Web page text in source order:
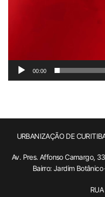
00:00
URBANIZAÇÃO DE
Av. Pres. Affonso Camargo,
Bairro: Jardim